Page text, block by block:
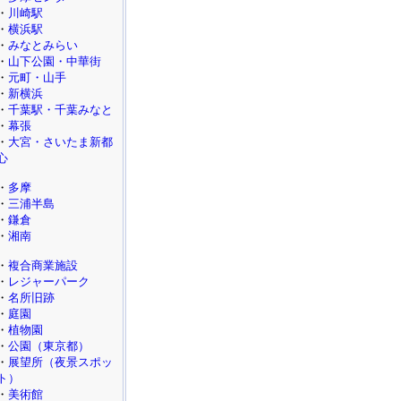
川崎駅
横浜駅
みなとみらい
山下公園・中華街
元町・山手
新横浜
千葉駅・千葉みなと
幕張
大宮・さいたま新都
多摩
三浦半島
鎌倉
湘南
複合商業施設
レジャーパーク
名所旧跡
庭園
植物園
公園（東京都）
展望所（夜景スポッ
）
美術館